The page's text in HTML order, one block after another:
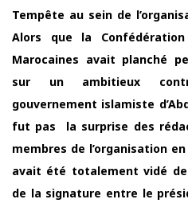
Tempête au sein de
Alors que la
Marocaines avait planché
sur un ambitieux
gouvernement islamiste
fut pas la surprise des
membres de l’organisation
avait été totalement vidé
de la signature entre le